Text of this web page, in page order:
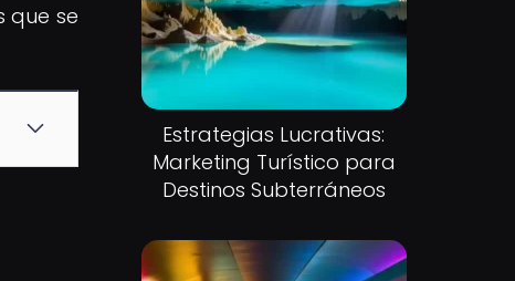
que se
Estrategias Lucrativas:
Marketing Turístico para
Destinos Subterráneos